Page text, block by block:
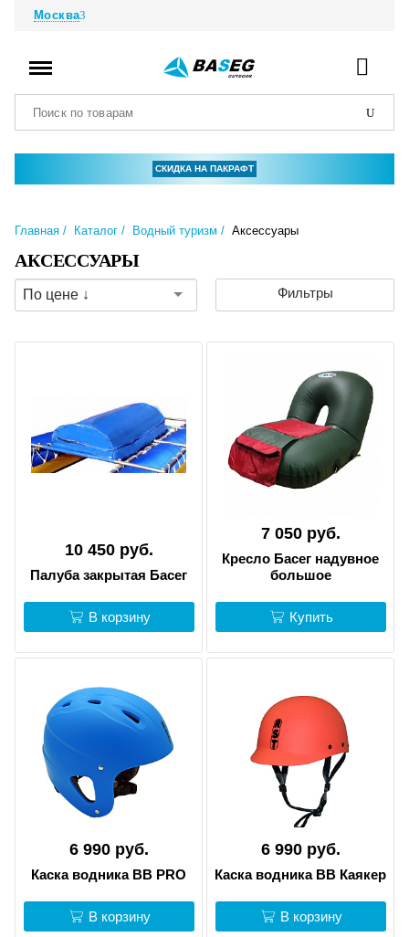
Москва
СКИДКА НА ПАКРАФТ
Главная Каталог Водный туризм Аксессуары
АКСЕССУАРЫ
По цене ↓ Фильтры
10 450 руб.
Палуба закрытая Басег
В корзину
7 050 руб.
Кресло Басег надувное
большое
Купить
6 990 руб.
Каска водника ВВ PRO
В корзину
6 990 руб.
Каска водника ВВ Каякер
В корзину